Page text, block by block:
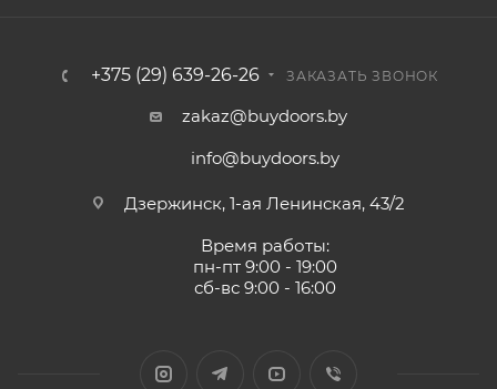
+375 (29) 639-26-26 ЗАКАЗАТЬ ЗВОНОК
zakaz@buydoors.by
info@buydoors.by
Дзержинск, 1-ая Ленинская, 43/2
Время работы:
пн-пт 9:00 - 19:00
сб-вс 9:00 - 16:00